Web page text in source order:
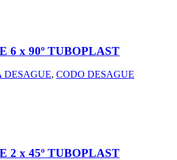
6 x 90º TUBOPLAST
DESAGUE, CODO DESAGUE
2 x 45º TUBOPLAST